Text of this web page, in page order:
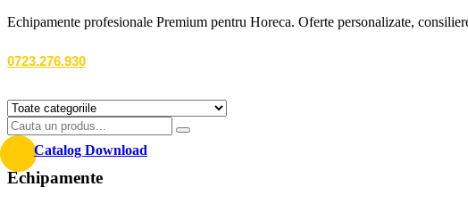
Echipamente profesionale Premium pentru Horeca. Oferte personalizate,
0723.276.930
Catalog Download
Echipamente